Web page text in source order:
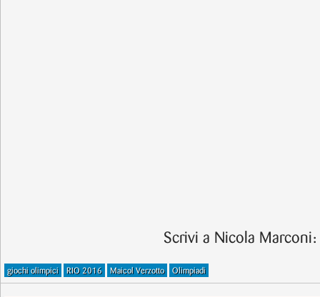
Scrivi a Nicola Marconi:
giochi olimpici RIO 2016 Maicol Verzotto Olimpiadi